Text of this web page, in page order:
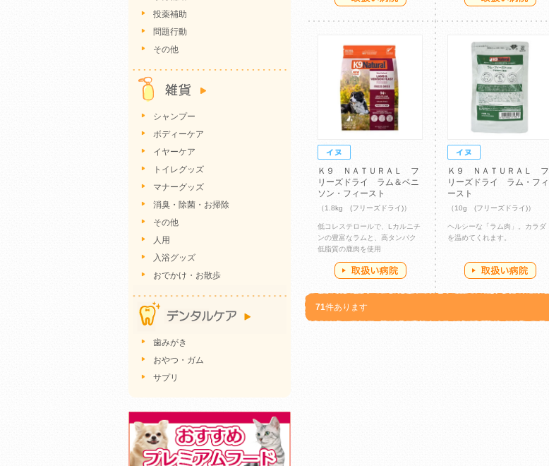
Ｋ９ ＮＡＴＵＲＡＬ フ
リーズドライ ラム＆ベニ
ソン・フィースト
（1.8kg (フリーズドライ)）
低コレステロールで、Lカルニチ
ンの豊富なラムと、高タンパク
低脂質の鹿肉を使用
Ｋ９ ＮＡＴＵＲＡＬ フ
リーズドライ ラム・フィ
ースト
（10g (フリーズドライ)）
ヘルシーな「ラム肉」。カラダ
を温めてくれます。
71件あります
投薬補助
問題行動
その他
シャンプー
ボディーケア
イヤーケア
トイレグッズ
マナーグッズ
消臭・除菌・お掃除
その他
人用
入浴グッズ
おでかけ・お散歩
歯みがき
おやつ・ガム
サプリ